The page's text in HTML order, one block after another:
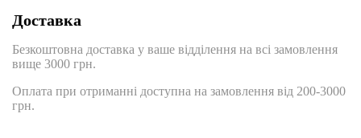
Доставка
Безкоштовна доставка у ваше відділення на всі замовлення
вище 3000 грн.
Оплата при отриманні доступна на замовлення від 200-3000
грн.